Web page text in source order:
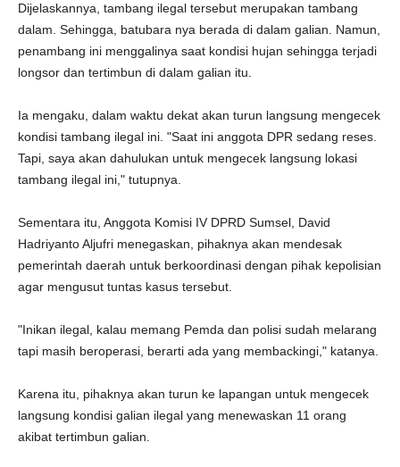
Dijelaskannya, tambang ilegal tersebut merupakan tambang
dalam. Sehingga, batubara nya berada di dalam galian. Namun,
penambang ini menggalinya saat kondisi hujan sehingga terjadi
longsor dan tertimbun di dalam galian itu.
Ia mengaku, dalam waktu dekat akan turun langsung mengecek
kondisi tambang ilegal ini. "Saat ini anggota DPR sedang reses.
Tapi, saya akan dahulukan untuk mengecek langsung lokasi
tambang ilegal ini," tutupnya.
Sementara itu, Anggota Komisi IV DPRD Sumsel, David
Hadriyanto Aljufri menegaskan, pihaknya akan mendesak
pemerintah daerah untuk berkoordinasi dengan pihak kepolisian
agar mengusut tuntas kasus tersebut.
"Inikan ilegal, kalau memang Pemda dan polisi sudah melarang
tapi masih beroperasi, berarti ada yang membackingi," katanya.
Karena itu, pihaknya akan turun ke lapangan untuk mengecek
langsung kondisi galian ilegal yang menewaskan 11 orang
akibat tertimbun galian.